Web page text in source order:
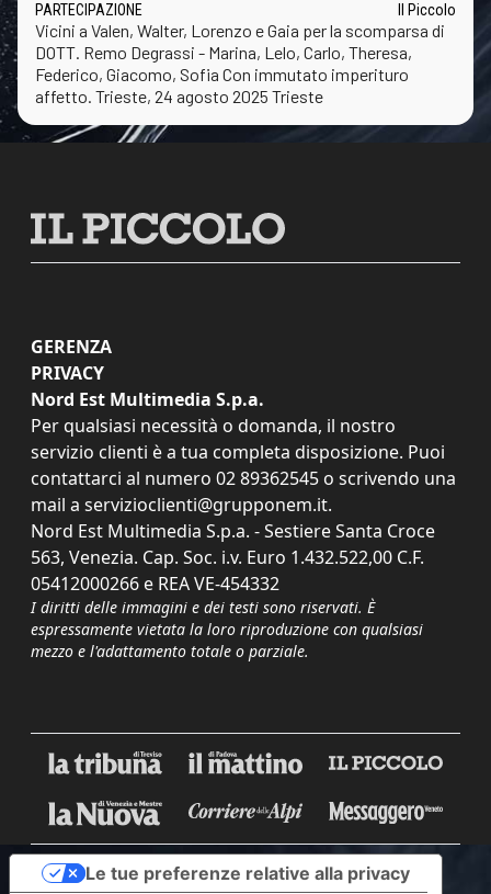
PARTECIPAZIONE Il Piccolo
Vicini a Valen, Walter, Lorenzo e Gaia per la scomparsa di
DOTT. Remo Degrassi - Marina, Lelo, Carlo, Theresa,
Federico, Giacomo, Sofia Con immutato imperituro
affetto. Trieste, 24 agosto 2025 Trieste
GERENZA
PRIVACY
Nord Est Multimedia S.p.a.
Per qualsiasi necessità o domanda, il nostro
servizio clienti è a tua completa disposizione. Puoi
contattarci al numero 02 89362545 o scrivendo una
mail a servizioclienti@grupponem.it.
Nord Est Multimedia S.p.a. - Sestiere Santa Croce
563, Venezia. Cap. Soc. i.v. Euro 1.432.522,00 C.F.
05412000266 e REA VE-454332
I diritti delle immagini e dei testi sono riservati. È
espressamente vietata la loro riproduzione con qualsiasi
mezzo e l'adattamento totale o parziale.
Le tue preferenze relative alla privacy